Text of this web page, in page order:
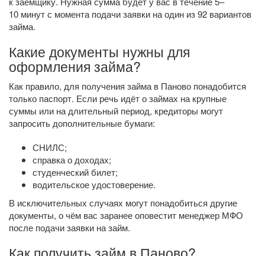
10 минут с момента подачи заявки на один из 92 вариантов
займа.
Какие документы нужны для
оформления займа?
Как правило, для получения займа в Паново понадобится
только паспорт. Если речь идёт о займах на крупные
суммы или на длительный период, кредиторы могут
запросить дополнительные бумаги:
СНИЛС;
справка о доходах;
студенческий билет;
водительское удостоверение.
В исключительных случаях могут понадобиться другие
документы, о чём вас заранее оповестит менеджер МФО
после подачи заявки на займ.